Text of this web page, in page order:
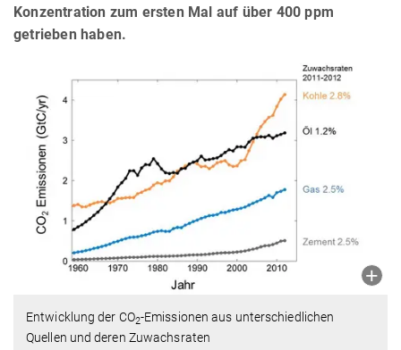
Konzentration zum ersten Mal auf über 400 ppm
getrieben haben.
Entwicklung der CO2-Emissionen aus unterschiedlichen
Quellen und deren Zuwachsraten